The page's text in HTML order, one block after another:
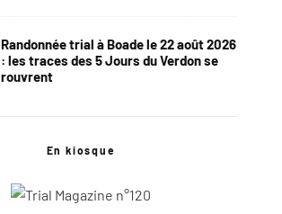
Randonnée trial à Boade le 22 août 2026
: les traces des 5 Jours du Verdon se
rouvrent
En kiosque